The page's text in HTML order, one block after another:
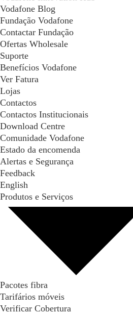
Vodafone Blog
Fundação Vodafone
Contactar Fundação
Ofertas Wholesale
Suporte
Benefícios Vodafone
Ver Fatura
Lojas
Contactos
Contactos Institucionais
Download Centre
Comunidade Vodafone
Estado da encomenda
Alertas e Segurança
Feedback
English
Produtos e Serviços
Pacotes fibra
Tarifários móveis
Verificar Cobertura